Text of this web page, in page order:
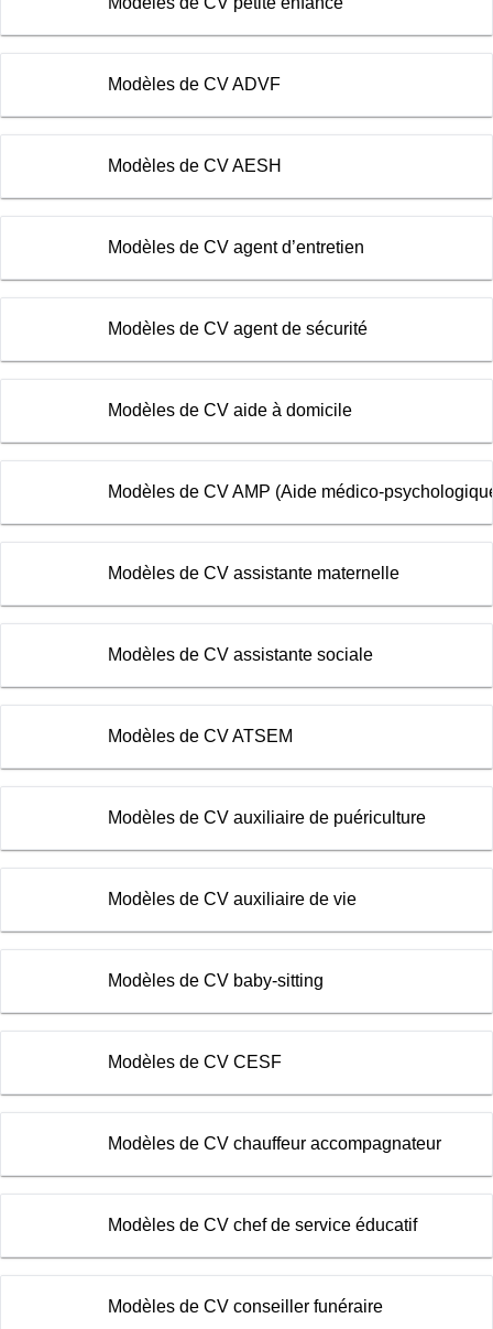
Modèles de CV ADVF
Modèles de CV AESH
Modèles de CV agent d’entretien
Modèles de CV agent de sécurité
Modèles de CV aide à domicile
Modèles de CV AMP (Aide médico-
Modèles de CV assistante maternelle
Modèles de CV assistante sociale
Modèles de CV ATSEM
Modèles de CV auxiliaire de puériculture
Modèles de CV auxiliaire de vie
Modèles de CV baby-sitting
Modèles de CV CESF
Modèles de CV chauffeur accompagnateur
Modèles de CV chef de service éducatif
Modèles de CV conseiller funéraire